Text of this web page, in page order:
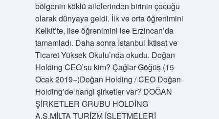
bölgenin köklü ailelerinden birinin çocuğu
olarak dünyaya geldi. İlk ve orta öğrenimini
Kelkit’te, lise öğrenimini ise Erzincan’da
tamamladı. Daha sonra İstanbul İktisat ve
Ticaret Yüksek Okulu’nda okudu. Doğan
Holding CEO’su kim? Çağlar Göğüş (15
Ocak 2019–)Doğan Holding / CEO Doğan
Holding’de hangi şirketler var? DOĞAN
ŞİRKETLER GRUBU HOLDİNG
A.S.MİLTA TURİZM İŞLETMELERİ